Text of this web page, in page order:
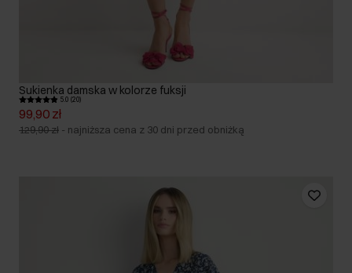
Sukienka damska w kolorze fuksji
5.0 (20)
99,90 zł
129,90 zł - najniższa cena z 30 dni przed obniżką